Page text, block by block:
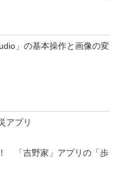
」の基本操作と画像の変
アプリ
「吉野家」アプリの「歩